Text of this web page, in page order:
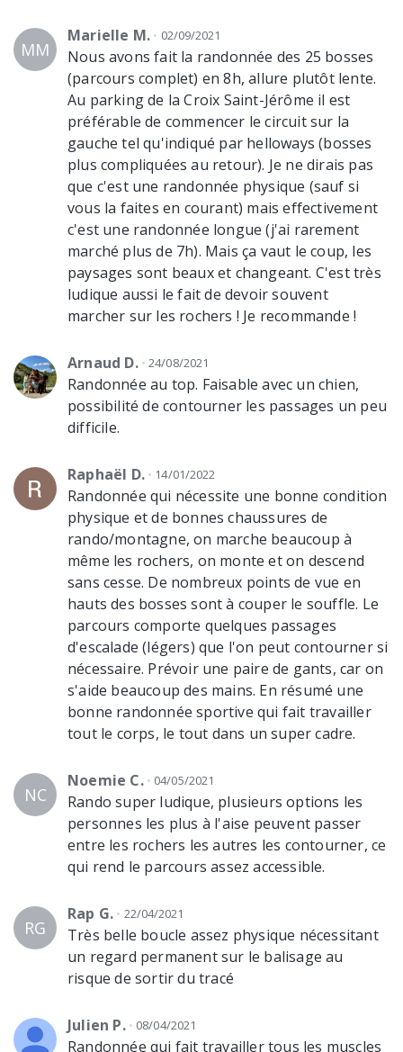
MM
Marielle M. 02/09/2021
Nous avons fait la randonnée des 25 bosses
(parcours complet) en 8h, allure plutôt lente.
Au parking de la Croix Saint-Jérôme il est
préférable de commencer le circuit sur la
gauche tel qu'indiqué par helloways (bosses
plus compliquées au retour). Je ne dirais pas
que c'est une randonnée physique (sauf si
vous la faites en courant) mais effectivement
c'est une randonnée longue (j'ai rarement
marché plus de 7h). Mais ça vaut le coup, les
paysages sont beaux et changeant. C'est très
ludique aussi le fait de devoir souvent
marcher sur les rochers ! Je recommande !
Arnaud D. 24/08/2021
Randonnée au top. Faisable avec un chien,
possibilité de contourner les passages un peu
difficile.
Raphaël D. 14/01/2022
Randonnée qui nécessite une bonne condition
physique et de bonnes chaussures de
rando/montagne, on marche beaucoup à
même les rochers, on monte et on descend
sans cesse. De nombreux points de vue en
hauts des bosses sont à couper le souffle. Le
parcours comporte quelques passages
d'escalade (légers) que l'on peut contourner si
nécessaire. Prévoir une paire de gants, car on
s'aide beaucoup des mains. En résumé une
bonne randonnée sportive qui fait travailler
tout le corps, le tout dans un super cadre.
NC
Noemie C. 04/05/2021
Rando super ludique, plusieurs options les
personnes les plus à l'aise peuvent passer
entre les rochers les autres les contourner, ce
qui rend le parcours assez accessible.
RG
Rap G. 22/04/2021
Très belle boucle assez physique nécessitant
un regard permanent sur le balisage au
risque de sortir du tracé
Julien P. 08/04/2021
Randonnée qui fait travailler tous les muscles